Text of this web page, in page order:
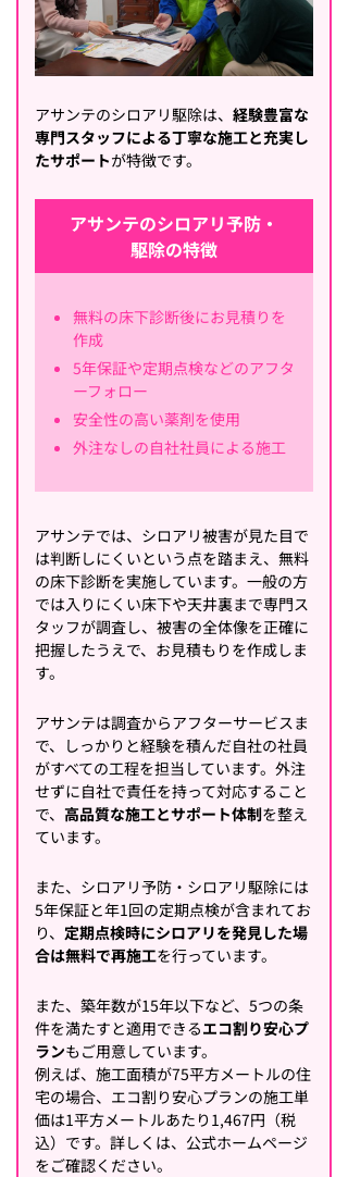
アサンテのシロアリ駆除は、 経験豊富な
専門スタッフによる丁寧な施工と充実し
たサポートが特徴です。
アサンテのシロアリ予防・
駆除の特徴
無料の床下診断後にお見積りを
作成
5年保証や定期点検などのアフタ
ーフォロー
安全性の高い薬剤を使用
外注なしの自社社員による施工
アサンテでは、シロアリ被害が見た目で
は判断しにくいという点を踏まえ、無料
の床下診断を実施しています。一般の方
では入りにくい床下や天井裏まで専門ス
タッフが調査し、被害の全体像を正確に
把握したうえで、お見積もりを作成しま
す。
アサンテは調査からアフターサービスま
で、しっかりと経験を積んだ自社の社員
がすべての工程を担当しています。外注
せずに自社で責任を持って対応すること
で、 高品質な施工とサポート体制を整え
ています。
また、シロアリ予防・シロアリ駆除には
5年保証と年1回の定期点検が含まれてお
り、 定期点検時にシロアリを発見した場
合は無料で再施工を行っています。
また、築年数が15年以下など、5つの条
件を満たすと適用できるエコ割り安心プ
ランもご用意しています。
例えば、施工面積が75平方メートルの住
宅の場合、エコ割り安心プランの施工単
価は1平方メートルあたり1,467円（税
込）です。詳しくは、公式ホームページ
をご確認ください。